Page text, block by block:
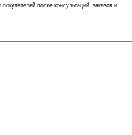
после консультаций, заказов и